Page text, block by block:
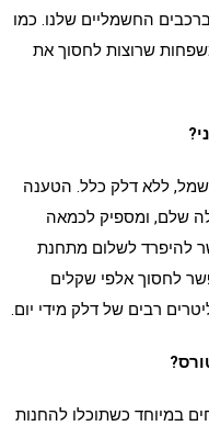
ברכבים החשמליים שלנו. כמו
שרוצות לחסוך את
ללא דלק כלל. הטענה
שלם, ומספיק לכמאה
להיפרד לשלום מתחנת
לחסוך אלפי שקלים
רבים של דלק מידי יום.
במיוחד כשתוכלו להחנות